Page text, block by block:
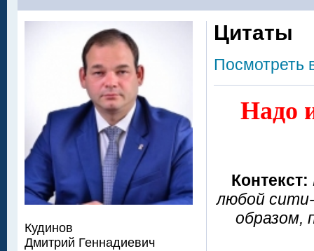
Цитаты
Посмотреть
Надо
Контекст:
любой
образом,
Кудинов
Дмитрий Геннадиевич